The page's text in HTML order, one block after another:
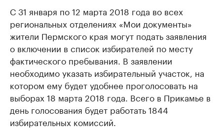
С 31 января по 12 марта 2018 года во всех
региональных отделениях «Мои документы»
жители Пермского края могут подать заявления
о включении в список избирателей по месту
фактического пребывания. В заявлении
необходимо указать избирательный участок, на
котором ему будет удобнее проголосовать на
выборах 18 марта 2018 года. Всего в Прикамье в
день голосования будет работать 1844
избирательных комиссий.